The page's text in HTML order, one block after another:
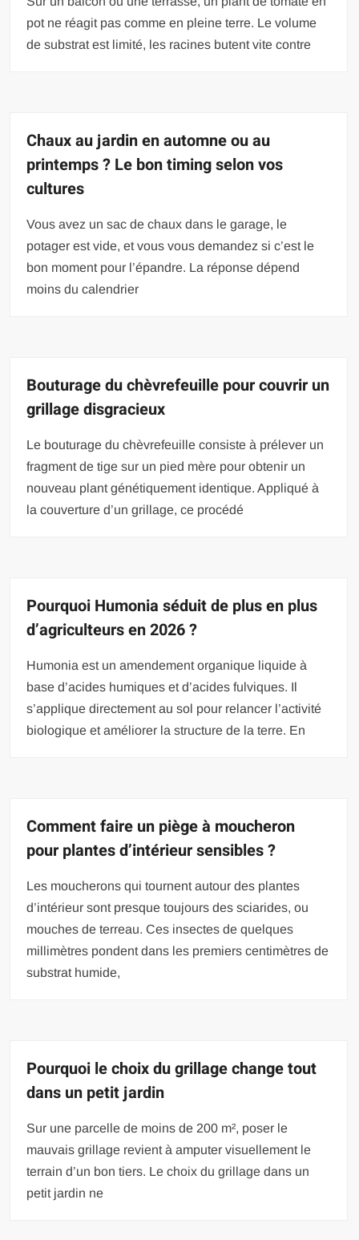
pot ne réagit pas comme en pleine terre. Le volume
de substrat est limité, les racines butent vite contre
Chaux au jardin en automne ou au
printemps ? Le bon timing selon vos
cultures
Vous avez un sac de chaux dans le garage, le
potager est vide, et vous vous demandez si c’est le
bon moment pour l’épandre. La réponse dépend
moins du calendrier
Bouturage du chèvrefeuille pour couvrir un
grillage disgracieux
Le bouturage du chèvrefeuille consiste à prélever un
fragment de tige sur un pied mère pour obtenir un
nouveau plant génétiquement identique. Appliqué à
la couverture d’un grillage, ce procédé
Pourquoi Humonia séduit de plus en plus
d’agriculteurs en 2026 ?
Humonia est un amendement organique liquide à
base d’acides humiques et d’acides fulviques. Il
s’applique directement au sol pour relancer l’activité
biologique et améliorer la structure de la terre. En
Comment faire un piège à moucheron
pour plantes d’intérieur sensibles ?
Les moucherons qui tournent autour des plantes
d’intérieur sont presque toujours des sciarides, ou
mouches de terreau. Ces insectes de quelques
millimètres pondent dans les premiers centimètres de
substrat humide,
Pourquoi le choix du grillage change tout
dans un petit jardin
Sur une parcelle de moins de 200 m², poser le
mauvais grillage revient à amputer visuellement le
terrain d’un bon tiers. Le choix du grillage dans un
petit jardin ne